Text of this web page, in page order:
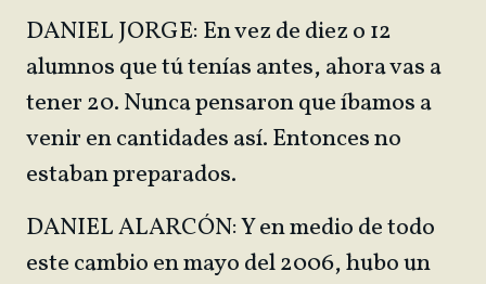
DANIEL JORGE: En vez de diez o 12
alumnos que tú tenías antes, ahora vas a
tener 20. Nunca pensaron que íbamos a
venir en cantidades así. Entonces no
estaban preparados.
DANIEL ALARCÓN: Y en medio de todo
este cambio en mayo del 2006, hubo un